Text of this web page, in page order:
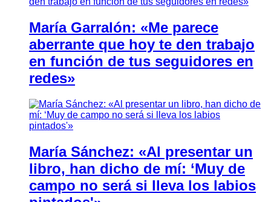
María Garralón: «Me parece
aberrante que hoy te den trabajo
en función de tus seguidores en
redes»
María Sánchez: «Al presentar un
libro, han dicho de mí: ‘Muy de
campo no será si lleva los labios